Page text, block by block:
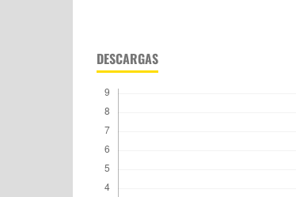
DESCARGAS